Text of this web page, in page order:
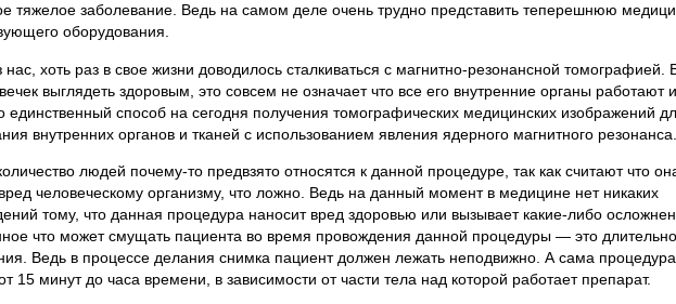
тяжелое заболевание. Ведь на самом деле очень трудно представить теперешнюю
оборудования.
хоть раз в свое жизни доводилось сталкиваться с магнитно-резонансной томографией.
выглядеть здоровым, это совсем не означает что все его внутренние органы работают
способ на сегодня получения томографических медицинских изображений
внутренних органов и тканей с использованием явления ядерного магнитного резонанса.
людей почему-то предвзято относятся к данной процедуре, так как считают что
человеческому организму, что ложно. Ведь на данный момент в медицине нет никаких
тому, что данная процедура наносит вред здоровью или вызывает какие-либо
что может смущать пациента во время провождения данной процедуры — это
Ведь в процессе делания снимка пациент должен лежать неподвижно. А сама
15 минут до часа времени, в зависимости от части тела над которой работает препарат.